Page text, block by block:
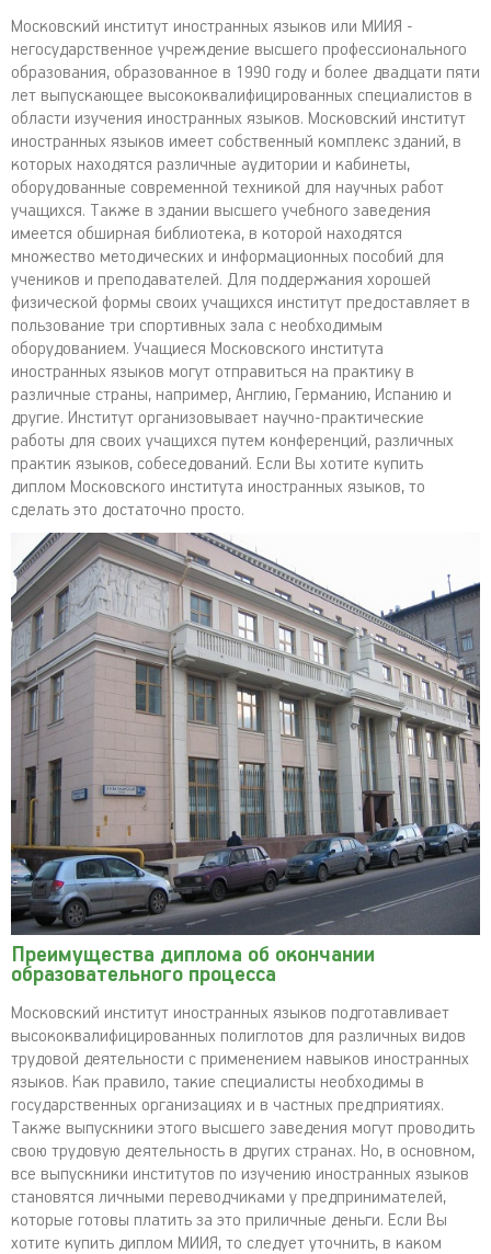
Московский институт иностранных языков или МИИЯ -
негосударственное учреждение высшего профессионального
образования, образованное в 1990 году и более двадцати пяти
лет выпускающее высококвалифицированных специалистов в
области изучения иностранных языков. Московский институт
иностранных языков имеет собственный комплекс зданий, в
которых находятся различные аудитории и кабинеты,
оборудованные современной техникой для научных работ
учащихся. Также в здании высшего учебного заведения
имеется обширная библиотека, в которой находятся
множество методических и информационных пособий для
учеников и преподавателей. Для поддержания хорошей
физической формы своих учащихся институт предоставляет в
пользование три спортивных зала с необходимым
оборудованием. Учащиеся Московского института
иностранных языков могут отправиться на практику в
различные страны, например, Англию, Германию, Испанию и
другие. Институт организовывает научно-практические
работы для своих учащихся путем конференций, различных
практик языков, собеседований. Если Вы хотите купить
диплом Московского института иностранных языков, то
сделать это достаточно просто.
Преимущества диплома об окончании
образовательного процесса
Московский институт иностранных языков подготавливает
высококвалифицированных полиглотов для различных видов
трудовой деятельности с применением навыков иностранных
языков. Как правило, такие специалисты необходимы в
государственных организациях и в частных предприятиях.
Также выпускники этого высшего заведения могут проводить
свою трудовую деятельность в других странах. Но, в основном,
все выпускники институтов по изучению иностранных языков
становятся личными переводчиками у предпринимателей,
которые готовы платить за это приличные деньги. Если Вы
хотите купить диплом МИИЯ, то следует уточнить, в каком